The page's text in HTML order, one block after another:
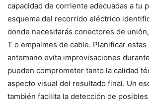
capacidad de corriente adecuadas a tu
esquema del recorrido eléctrico
donde necesitarás conectores de
T o empalmes de cable. Planificar
antemano evita improvisaciones
pueden comprometer tanto la calidad
aspecto visual del resultado final. Un
también facilita la detección de